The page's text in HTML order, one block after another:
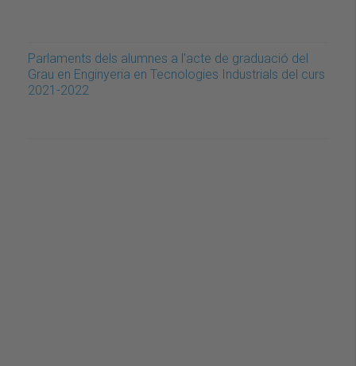
Parlaments dels alumnes a l'acte de graduació del
Grau en Enginyeria en Tecnologies Industrials del curs
2021-2022